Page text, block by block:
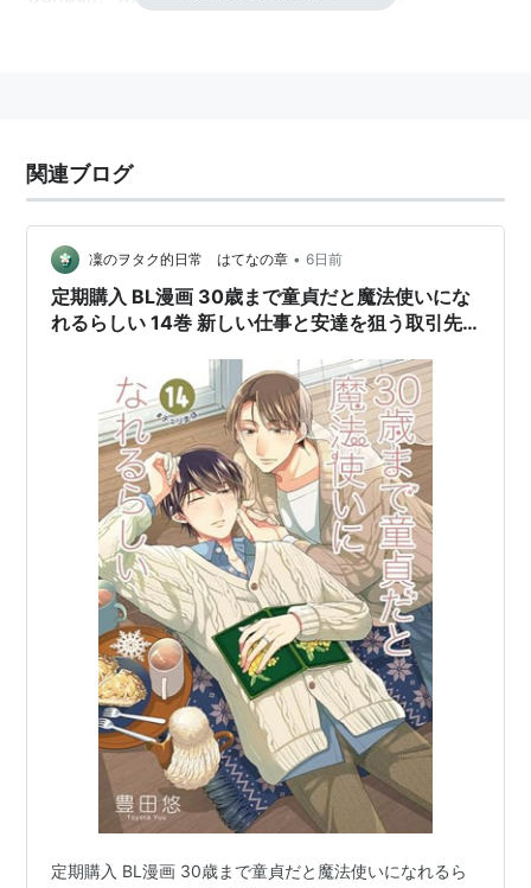
*2:（ディズニーのシンデレラに出てくるような）魔法
使い
:古代ペルシャの司祭
魔法使い ウェブ ) 【 まほうつかい 】
30歳を過ぎても童貞であることを指す隠語。
自動アンケート作成が発祥のネタ。
関連ブログ
凜のヲタク的日常 はてなの章 • 6日前
定期購入 BL漫画 30歳まで童貞だと魔法使いにな
れるらしい 14巻 新しい仕事と安達を狙う取引先
定期購入 BL漫画 30歳まで童貞だと魔法使いになれるら